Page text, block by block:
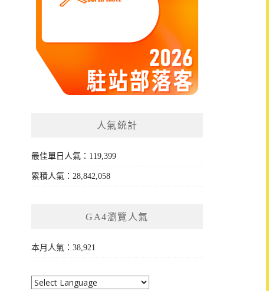
人氣統計
最佳單日人氣：119,399
累積人氣：28,842,058
GA4瀏覽人氣
本月人氣：38,921